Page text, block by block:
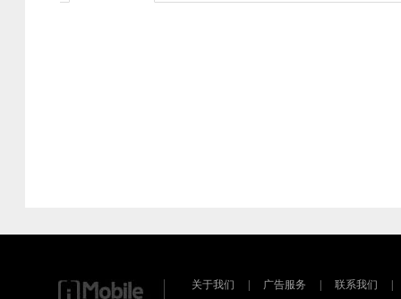
关于我们 广告服务 联系我们